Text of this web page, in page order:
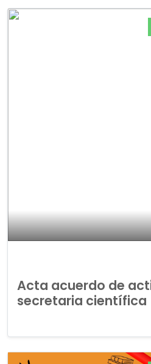
Acta acuerdo de
secretaria científica